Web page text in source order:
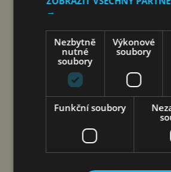
INDONÉSKOU
MEDIA ALLIANCE VE
S PŘEDNÍMI
7. 8. 2026
→
Nezbytně
nutné
soubory
Výkonové
soubory
Funkční soubory